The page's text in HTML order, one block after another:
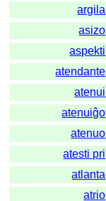
argila
asizo
aspekti
atendante
atenui
atenuiĝo
atenuo
atesti pri
atlanta
atrio